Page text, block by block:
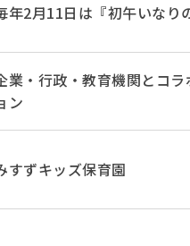
年2月11日は『初午いなり
業・行政・教育機関とコラ
ン
すずキッズ保育園